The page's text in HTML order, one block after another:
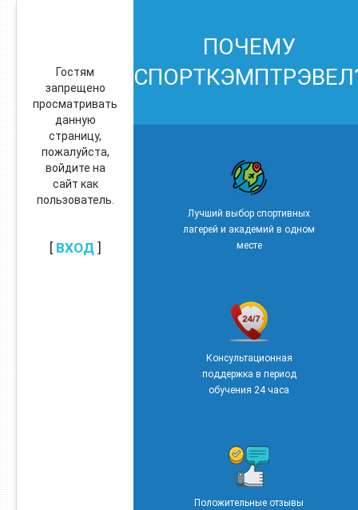
Гостям
запрещено
просматривать
данную
страницу,
пожалуйста,
войдите на
сайт как
пользователь.
[ ВХОД]
ПОЧЕМУ
Лучший выбор спортивных
лагерей и академий в одном
месте
Консультационная
поддержка в период
обучения 24 часа
Положительные отзывы